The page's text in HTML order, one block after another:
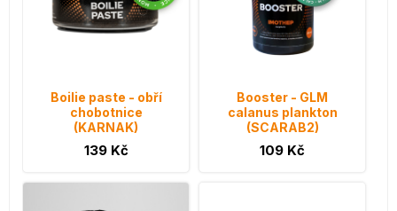
Boilie paste - obří
chobotnice
(KARNAK)
139 Kč
Booster - GLM
calanus plankton
(SCARAB2)
109 Kč